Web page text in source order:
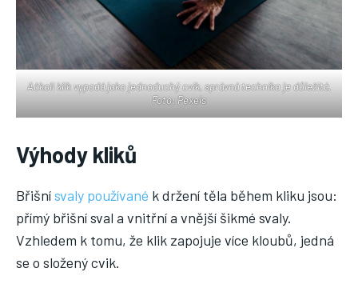
Ačkoli klik vypadá jako jednoduchý cvik, správná technika je důležitá.
Foto: Pexels
Výhody kliků
Břišnísvaly používané k držení těla během kliku jsou:
přímý břišní sval a vnitřní a vnější šikmé svaly.
Vzhledem k tomu, že klik zapojuje více kloubů, jedná
se o složený cvik.